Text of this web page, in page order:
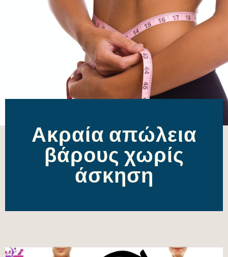
Ακραία απώλεια
βάρους χωρίς
άσκηση